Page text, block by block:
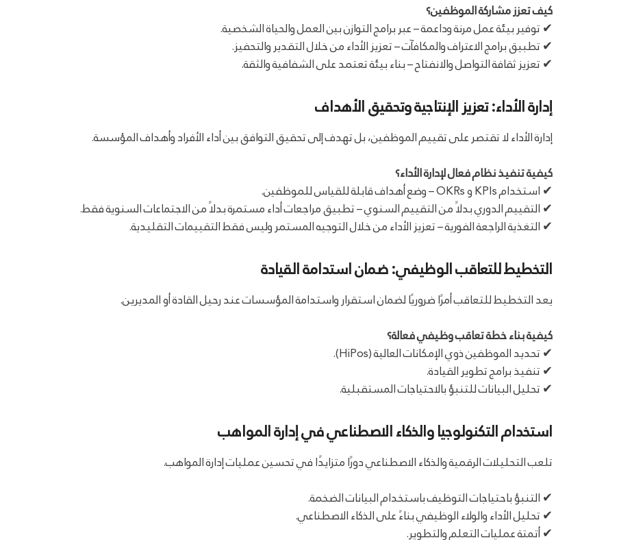
كيف تعزز مشاركة الموظفين؟
✔ توفير بيئة عمل مرنة وداعمة – عبر برامج التوازن بين العمل والحياة الشخصية.
✔ تطبيق برامج الاعتراف والمكافآت – تعزيز الأداء من خلال التقدير والتحفيز.
✔ تعزيز ثقافة التواصل والانفتاح – بناء بيئة تعتمد على الشفافية والثقة.
إدارة الأداء: تعزيز الإنتاجية وتحقيق الأهداف
إدارة الأداء لا تقتصر على تقييم الموظفين، بل تهدف إلى تحقيق التوافق بين أداء الأفراد وأهداف المؤسسة.
كيفية تنفيذ نظام فعال لإدارة الأداء؟
✔ استخدام KPIs و OKRs – وضع أهداف قابلة للقياس للموظفين.
✔ التقييم الدوري بدلاً من التقييم السنوي – تطبيق مراجعات أداء مستمرة بدلاً من الاجتماعات السنوية فقط.
✔ التغذية الراجعة الفورية – تعزيز الأداء من خلال التوجيه المستمر وليس فقط التقييمات التقليدية.
التخطيط للتعاقب الوظيفي: ضمان استدامة القيادة
يعد التخطيط للتعاقب أمرًا ضروريًا لضمان استقرار واستدامة المؤسسات عند رحيل القادة أو المديرين.
كيفية بناء خطة تعاقب وظيفي فعالة؟
✔ تحديد الموظفين ذوي الإمكانات العالية (HiPos).
✔ تنفيذ برامج تطوير القيادة.
✔ تحليل البيانات للتنبؤ بالاحتياجات المستقبلية.
استخدام التكنولوجيا والذكاء الاصطناعي في إدارة المواهب
تلعب التحليلات الرقمية والذكاء الاصطناعي دورًا متزايدًا في تحسين عمليات إدارة المواهب.
✔ التنبؤ باحتياجات التوظيف باستخدام البيانات الضخمة.
✔ تحليل الأداء والولاء الوظيفي بناءً على الذكاء الاصطناعي.
✔ أتمتة عمليات التعلم والتطوير.